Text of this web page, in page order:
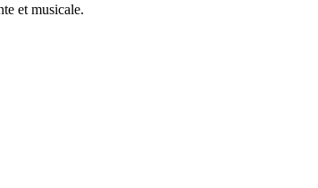
et musicale.